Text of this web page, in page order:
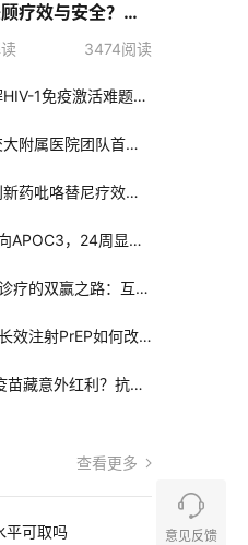
疗效与安全？
并慢性乙型肝炎
3474阅读
抗逆转录病毒治疗为何难解HIV-1免疫激活难题？单核细胞RNA揭示真相
干细胞治愈卵巢早衰？上交大附属医院团队首次验证hAECs安全有效！
乳腺癌脑转移有解？恒瑞创新药吡咯替尼疗效超预期，最新生存数据出炉
NEJM｜Plozasiran精准靶向APOC3，24周显著改善混合型高脂血症
共识解读｜智慧医疗+便捷诊疗的双赢之路：互联网医疗助力患者为中心的医疗模式全面升级 ——基于「以患者为中心的肿瘤创新诊疗模式中国专家共识」
共识解读｜HIV预防革命：长效注射PrEP如何改变中国HIV防控策略—— 《长效抗HIV药物临床应用专家共识》解读
超58万人队列研究：乙肝疫苗藏意外红利？抗体滴度＞1000，这种代谢性疾病风险暴降43%！
查看更多
平可取吗 意见反馈